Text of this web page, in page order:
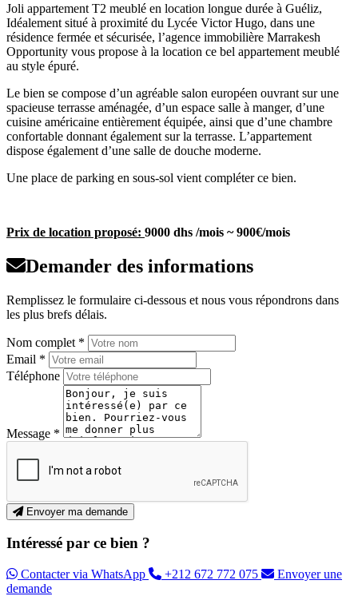
Joli appartement T2 meublé en location longue durée à Guéliz,
Idéalement situé à proximité du Lycée Victor Hugo, dans une
résidence fermée et sécurisée, l’agence immobilière Marrakesh
Opportunity vous propose à la location ce bel appartement meublé
au style épuré.
Le bien se compose d’un agréable salon européen ouvrant sur une
spacieuse terrasse aménagée, d’un espace salle à manger, d’une
cuisine américaine entièrement équipée, ainsi que d’une chambre
confortable donnant également sur la terrasse. L’appartement
dispose également d’une salle de douche moderne.
Une place de parking en sous-sol vient compléter ce bien.
Prix de location proposé: 9000 dhs /mois ~ 900€/mois
Demander des informations
Remplissez le formulaire ci-dessous et nous vous répondrons dans
les plus brefs délais.
Nom complet *
Email *
Téléphone
Message *
Envoyer ma demande
Intéressé par ce bien ?
Contacter via WhatsApp +212 672 772 075
Envoyer une
demande